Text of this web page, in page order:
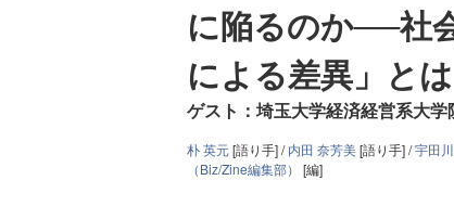
に陥るのか──社
による差異」とは
ゲスト：埼玉大学経済経営系大
朴 英元[語り手] /内田 奈芳美[語り手] /宇田
（Biz/Zine編集部） [編]